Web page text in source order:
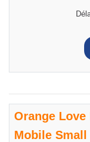
Orange
Mobile Small